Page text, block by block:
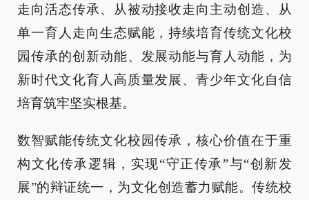
走向活态传承、从被动接收走向主动创造、从
单一育人走向生态赋能，持续培育传统文化校
园传承的创新动能、发展动能与育人动能，为
新时代文化育人高质量发展、青少年文化自信
培育筑牢坚实根基。
数智赋能传统文化校园传承，核心价值在于重
构文化传承逻辑，实现“守正传承”与“创新发
展”的辩证统一，为文化创造蓄力赋能。传统校